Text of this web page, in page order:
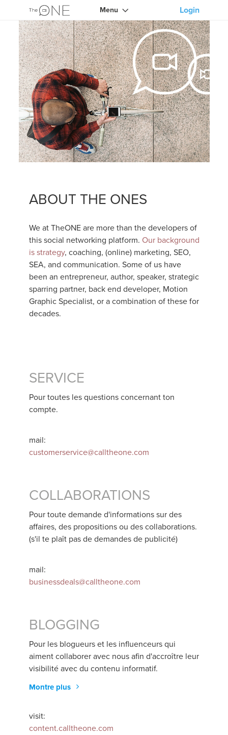
Menu Login
ABOUT THE ONES
We at TheONE are more than the developers of
this social networking platform. Our background
is strategy, coaching, (online) marketing, SEO,
SEA, and communication. Some of us have
been an entrepreneur, author, speaker, strategic
sparring partner, back end developer, Motion
Graphic Specialist, or a combination of these for
decades.
SERVICE
Pour toutes les questions concernant ton
compte.
mail:
customerservice@calltheone.com
COLLABORATIONS
Pour toute demande d'informations sur des
affaires, des propositions ou des collaborations.
(s'il te plaît pas de demandes de publicité)
mail:
businessdeals@calltheone.com
BLOGGING
Pour les blogueurs et les influenceurs qui
aiment collaborer avec nous afin d'accroître leur
visibilité avec du contenu informatif.
Montre plus
visit:
content.calltheone.com